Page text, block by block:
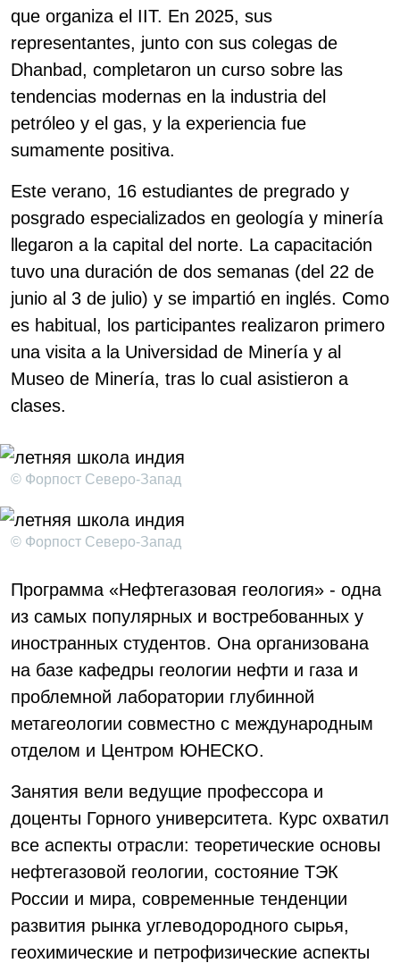
que organiza el IIT. En 2025, sus
representantes, junto con sus colegas de
Dhanbad, completaron un curso sobre las
tendencias modernas en la industria del
petróleo y el gas, y la experiencia fue
sumamente positiva.
Este verano, 16 estudiantes de pregrado y
posgrado especializados en geología y minería
llegaron a la capital del norte. La capacitación
tuvo una duración de dos semanas (del 22 de
junio al 3 de julio) y se impartió en inglés. Como
es habitual, los participantes realizaron primero
una visita a la Universidad de Minería y al
Museo de Minería, tras lo cual asistieron a
clases.
© Форпост Северо-Запад
© Форпост Северо-Запад
Программа «Нефтегазовая геология» - одна
из самых популярных и востребованных у
иностранных студентов. Она организована
на базе кафедры геологии нефти и газа и
проблемной лаборатории глубинной
метагеологии совместно с международным
отделом и Центром ЮНЕСКО.
Занятия вели ведущие профессора и
доценты Горного университета. Курс охватил
все аспекты отрасли: теоретические основы
нефтегазовой геологии, состояние ТЭК
России и мира, современные тенденции
развития рынка углеводородного сырья,
геохимические и петрофизические аспекты